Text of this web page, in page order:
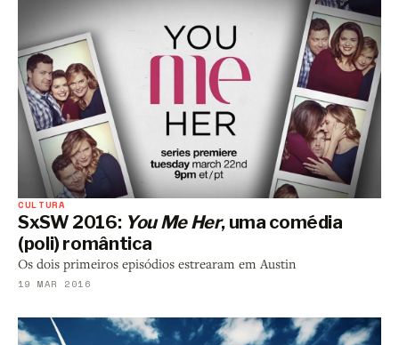
CULTURA
SxSW 2016: You Me Her, uma comédia
(poli) romântica
Os dois primeiros episódios estrearam em Austin
19 MAR 2016